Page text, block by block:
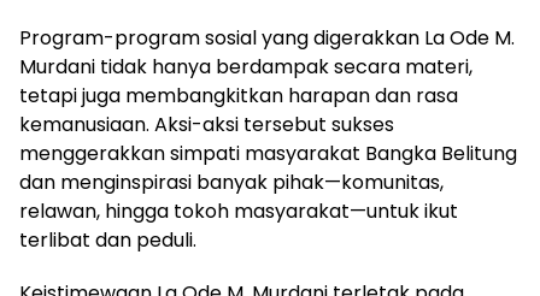
Program-program sosial yang digerakkan La Ode M.
Murdani tidak hanya berdampak secara materi,
tetapi juga membangkitkan harapan dan rasa
kemanusiaan. Aksi-aksi tersebut sukses
menggerakkan simpati masyarakat Bangka Belitung
dan menginspirasi banyak pihak—komunitas,
relawan, hingga tokoh masyarakat—untuk ikut
terlibat dan peduli.